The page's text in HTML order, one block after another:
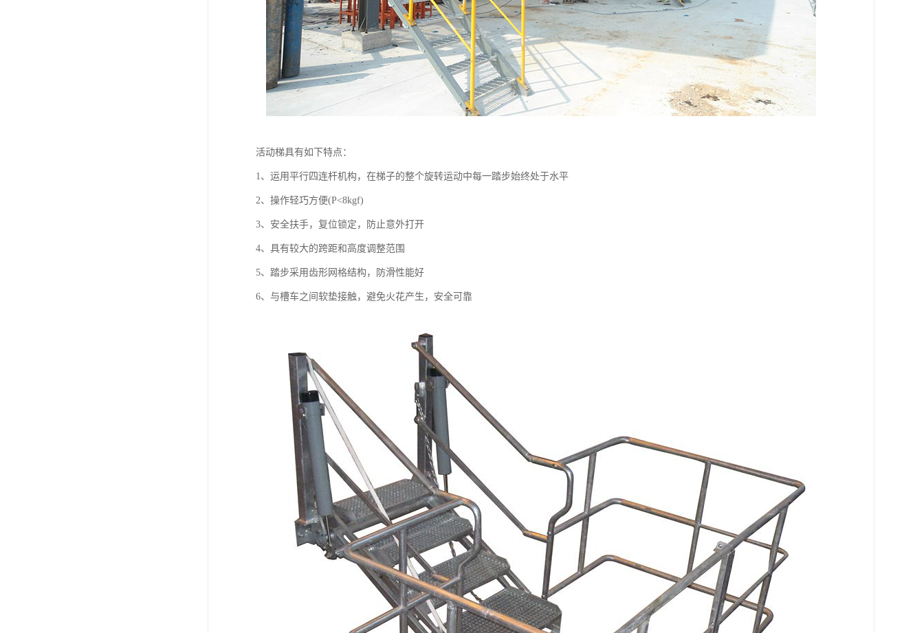
活动梯具有如下特点：
1、运用平行四连杆机构，在梯子的整个旋转运动中每一踏步始终处于水平
2、操作轻巧方便(P<8kgf)
3、安全扶手，复位锁定，防止意外打开
4、具有较大的跨距和高度调整范围
5、踏步采用齿形网格结构，防滑性能好
6、与槽车之间软垫接触，避免火花产生，安全可靠